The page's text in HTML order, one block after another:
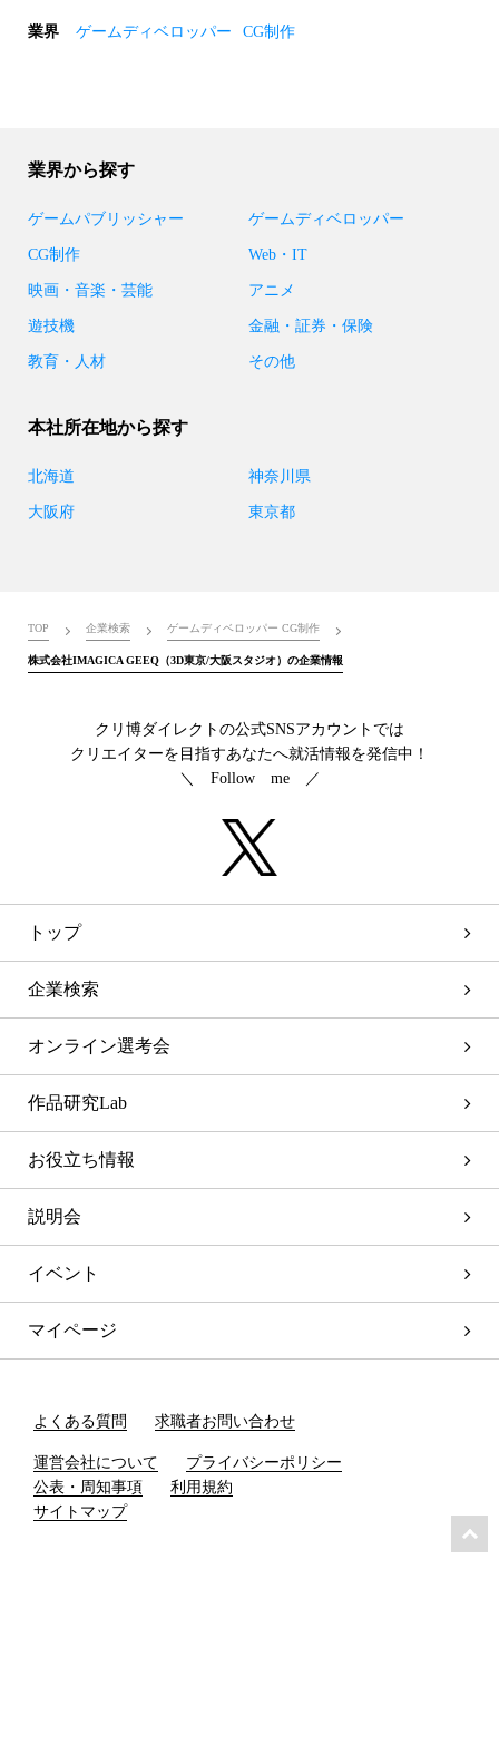
業界 ゲームディベロッパー CG制作
業界から探す
ゲームパブリッシャー ゲームディベロッパー
CG制作 Web・IT
映画・音楽・芸能 アニメ
遊技機 金融・証券・保険
教育・人材 その他
本社所在地から探す
北海道 神奈川県
大阪府 東京都
TOP 企業検索 ゲームディベロッパー CG制作
株式会社IMAGICA GEEQ（3D東京/大阪スタジオ）の企業情報
クリ博ダイレクトの公式SNSアカウントでは
クリエイターを目指すあなたへ就活情報を発信中！
＼ Follow me ／
トップ
企業検索
オンライン選考会
作品研究Lab
お役立ち情報
説明会
イベント
マイページ
よくある質問 求職者お問い合わせ
運営会社について
プライバシーポリシー
公表・周知事項
利用規約
サイトマップ